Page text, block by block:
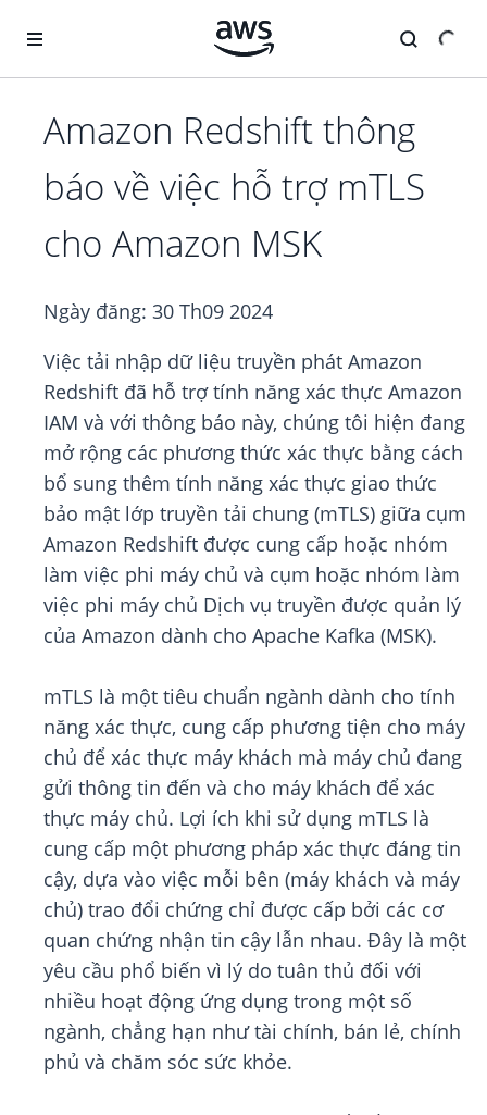
Amazon Redshift thông
báo về việc hỗ trợ mTLS
cho Amazon MSK
Ngày đăng: 30 Th09 2024
Việc tải nhập dữ liệu truyền phát Amazon
Redshift đã hỗ trợ tính năng xác thực Amazon
IAM và với thông báo này, chúng tôi hiện đang
mở rộng các phương thức xác thực bằng cách
bổ sung thêm tính năng xác thực giao thức
bảo mật lớp truyền tải chung (mTLS) giữa cụm
Amazon Redshift được cung cấp hoặc nhóm
làm việc phi máy chủ và cụm hoặc nhóm làm
việc phi máy chủ Dịch vụ truyền được quản lý
của Amazon dành cho Apache Kafka (MSK).
mTLS là một tiêu chuẩn ngành dành cho tính
năng xác thực, cung cấp phương tiện cho máy
chủ để xác thực máy khách mà máy chủ đang
gửi thông tin đến và cho máy khách để xác
thực máy chủ. Lợi ích khi sử dụng mTLS là
cung cấp một phương pháp xác thực đáng tin
cậy, dựa vào việc mỗi bên (máy khách và máy
chủ) trao đổi chứng chỉ được cấp bởi các cơ
quan chứng nhận tin cậy lẫn nhau. Đây là một
yêu cầu phổ biến vì lý do tuân thủ đối với
nhiều hoạt động ứng dụng trong một số
ngành, chẳng hạn như tài chính, bán lẻ, chính
phủ và chăm sóc sức khỏe.